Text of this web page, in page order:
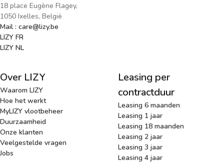
18 place Eugène Flagey,
1050 Ixelles, België
Mail : care@lizy.be
LIZY FR
LIZY NL
Over LIZY
Waarom LIZY
Hoe het werkt
MyLIZY vlootbeheer
Duurzaamheid
Onze klanten
Veelgestelde vragen
Jobs
Leasing per
contractduur
Leasing 6 maanden
Leasing 1 jaar
Leasing 18 maanden
Leasing 2 jaar
Leasing 3 jaar
Leasing 4 jaar